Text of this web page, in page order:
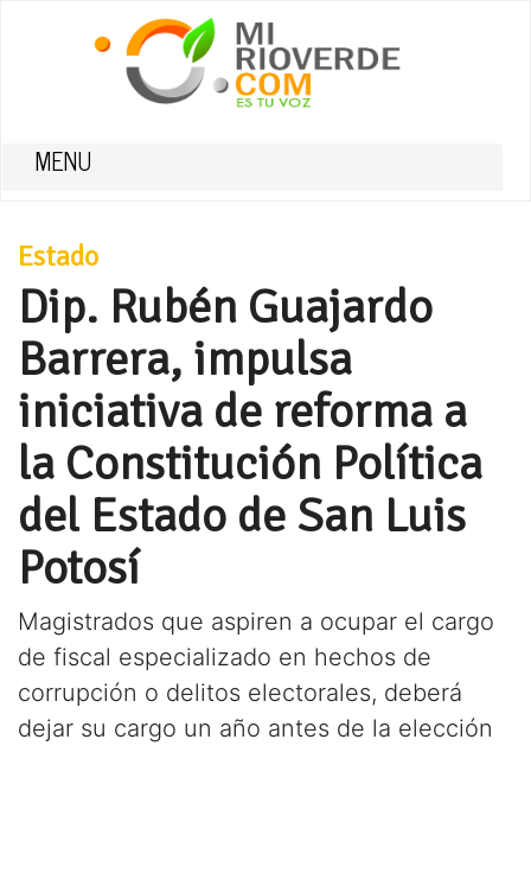
MENU
Estado
Dip. Rubén Guajardo
Barrera, impulsa
iniciativa de reforma a
la Constitución Política
del Estado de San Luis
Potosí
Magistrados que aspiren a ocupar el cargo
de fiscal especializado en hechos de
corrupción o delitos electorales, deberá
dejar su cargo un año antes de la elección